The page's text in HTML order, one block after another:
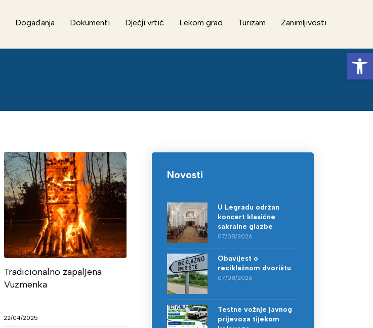
Događanja Dokumenti Dječji vrtić Lekom grad Turizam
Zanimljivosti
Tradicionalno zapaljena
Vuzmenka
22/04/2025
Novosti
U Legradu održan
koncert klasične
sakralne glazbe
07/08/2026
Obavijest o
reciklažnom dvorištu
07/08/2026
Testne vožnje javnog
prijevoza tijekom